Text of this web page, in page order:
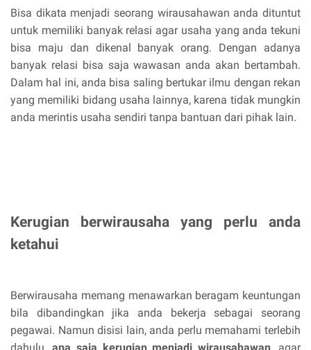
Bisa dikata menjadi seorang wirausahawan anda dituntut
untuk memiliki banyak relasi agar usaha yang anda tekuni
bisa maju dan dikenal banyak orang. Dengan adanya
banyak relasi bisa saja wawasan anda akan bertambah.
Dalam hal ini, anda bisa saling bertukar ilmu dengan rekan
yang memiliki bidang usaha lainnya, karena tidak mungkin
anda merintis usaha sendiri tanpa bantuan dari pihak lain.
Kerugian berwirausaha yang perlu anda
ketahui
Berwirausaha memang menawarkan beragam keuntungan
bila dibandingkan jika anda bekerja sebagai seorang
pegawai. Namun disisi lain, anda perlu memahami terlebih